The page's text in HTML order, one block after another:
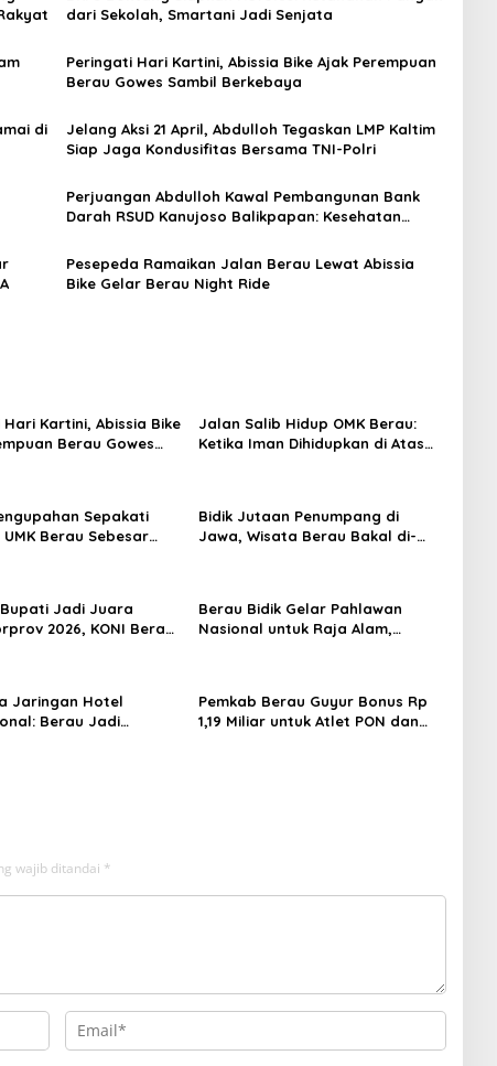
dari Sekolah, Smartani Jadi Senjata
Peringati Hari Kartini, Abissia Bike Ajak Perempuan
Berau Gowes Sambil Berkebaya
di
Jelang Aksi 21 April, Abdulloh Tegaskan LMP Kaltim
Siap Jaga Kondusifitas Bersama TNI-Polri
Perjuangan Abdulloh Kawal Pembangunan Bank
Darah RSUD Kanujoso Balikpapan: Kesehatan
Pesepeda Ramaikan Jalan Berau Lewat Abissia
Bike Gelar Berau Night Ride
Kartini, Abissia Bike
Berau Gowes
Jalan Salib Hidup OMK Berau:
Ketika Iman Dihidupkan di Atas
Sepakati
UMK Berau Sebesar
Bidik Jutaan Penumpang di
Jawa, Wisata Berau Bakal di-
Jadi Juara
2026, KONI Berau:
Berau Bidik Gelar Pahlawan
Nasional untuk Raja Alam,
Jaringan Hotel
Berau Jadi
Pemkab Berau Guyur Bonus Rp
1,19 Miliar untuk Atlet PON dan
wajib ditandai *